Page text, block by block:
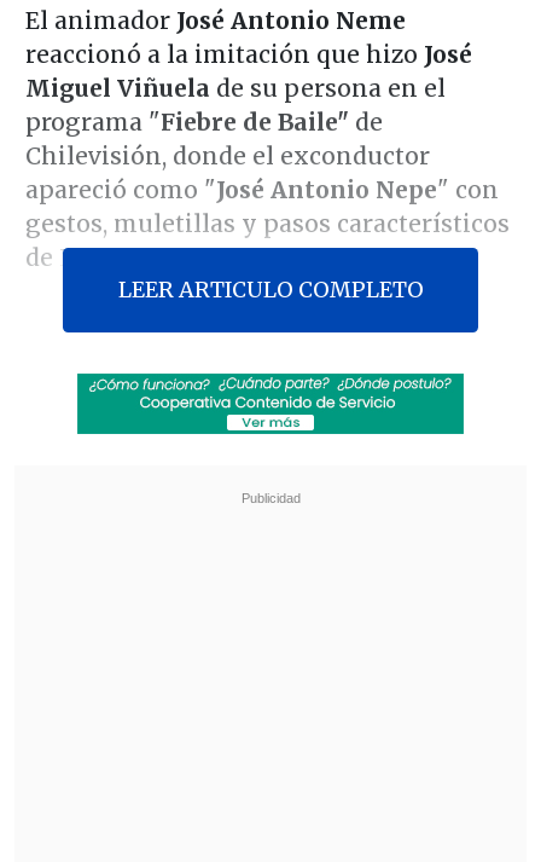
El animador José Antonio Neme
reaccionó a la imitación que hizo José
Miguel Viñuela de su persona en el
programa "Fiebre de Baile" de
Chilevisión, donde el exconductor
apareció como "José Antonio Nepe" con
gestos, muletillas y pasos característicos
de Neme.
LEER ARTICULO COMPLETO